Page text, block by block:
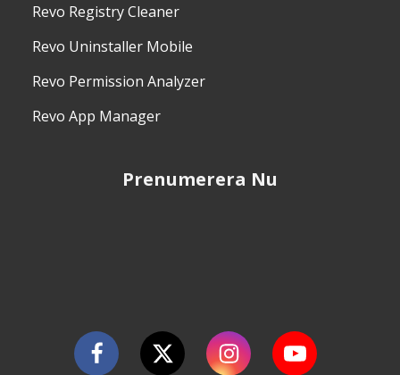
Revo Registry Cleaner
Revo Uninstaller Mobile
Revo Permission Analyzer
Revo App Manager
Prenumerera Nu